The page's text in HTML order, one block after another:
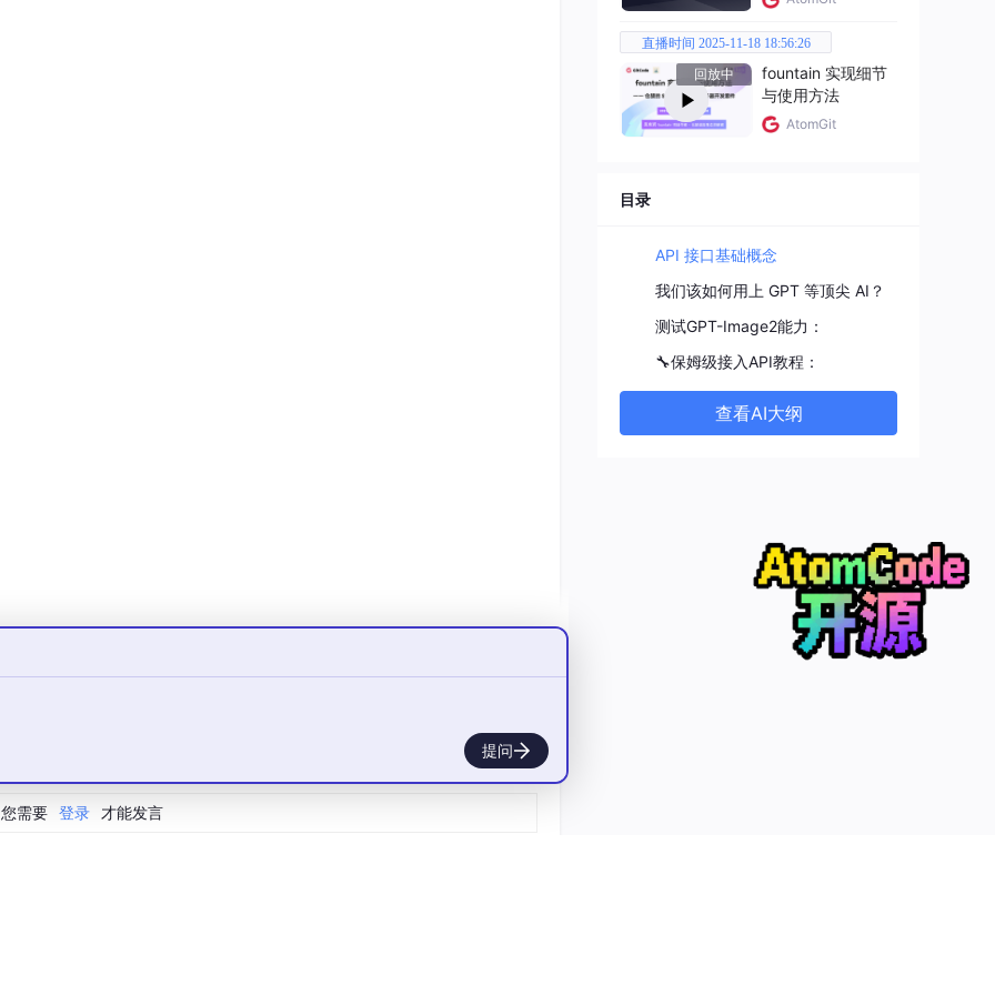
停在热带雨林的巨大芭蕉叶上。早晨的阳光透过树冠形成丁达尔
您需要 登录 才能发言
提问
直播时间 2025-11-18 18:56:26
回放中
fountain 实现细节
与使用方法
AtomGit
目录
API 接口基础概念
我们该如何用上 GPT 等顶尖 AI？
测试GPT-Image2能力：
🔧保姆级接入API教程：
查看AI大纲